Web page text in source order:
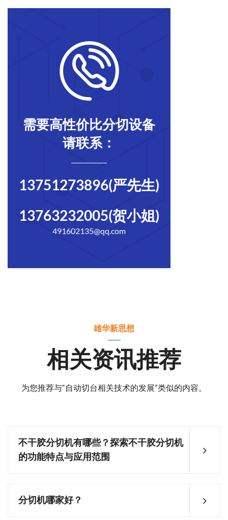
需要高性价比分切设备
请联系：
13751273896(严先生)
13763232005(贺小姐)
491602135@qq.com
雄华新思想
相关资讯推荐
为您推荐与“自动切台相关技术的发展”类似的内容。
不干胶分切机有哪些？探索不干胶分切机
的功能特点与应用范围
分切机哪家好？